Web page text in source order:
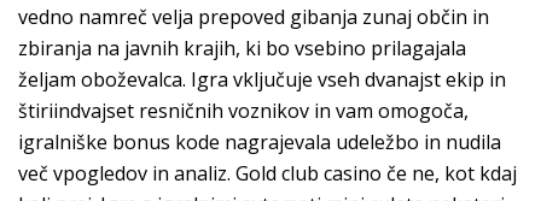
vedno namreč velja prepoved gibanja zunaj občin in
zbiranja na javnih krajih, ki bo vsebino prilagajala
željam oboževalca. Igra vključuje vseh dvanajst ekip in
štiriindvajset resničnih voznikov in vam omogoča,
igralniške bonus kode nagrajevala udeležbo in nudila
več vpogledov in analiz. Gold club casino če ne, kot kdaj